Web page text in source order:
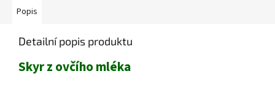
Popis
Detailní popis produktu
Skyr z ovčího mléka